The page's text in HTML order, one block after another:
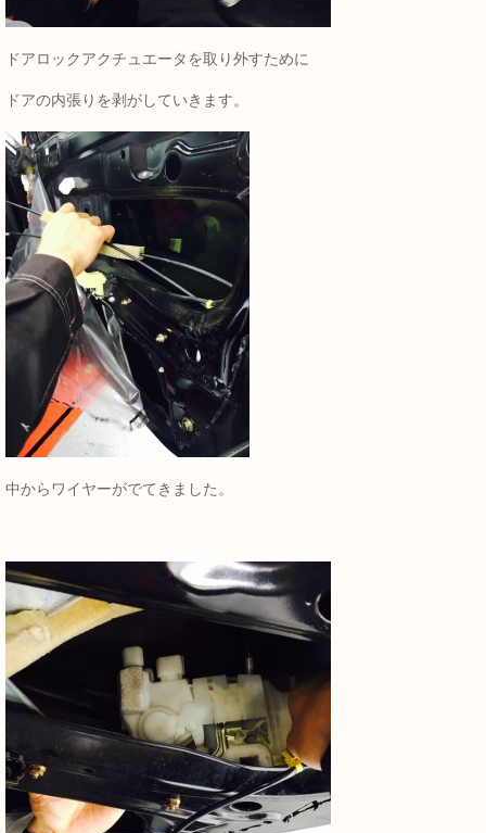
ドアロックアクチュエータを取り外すために
ドアの内張りを剥がしていきます。
中からワイヤーがでてきました。